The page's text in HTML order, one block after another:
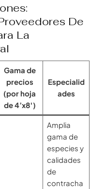
De
La
Gama de
precios
(por hoja
de 4’x8′)
Especialid
ades
Amplia
gama de
especies y
calidades
de
contracha